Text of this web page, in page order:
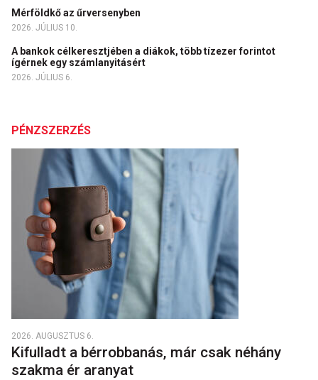
Mérföldkő az űrversenyben
2026. JÚLIUS 10.
A bankok célkeresztjében a diákok, több tízezer forintot
ígérnek egy számlanyitásért
2026. JÚLIUS 6.
PÉNZSZERZÉS
2026. AUGUSZTUS 6.
Kifulladt a bérrobbanás, már csak néhány
szakma ér aranyat